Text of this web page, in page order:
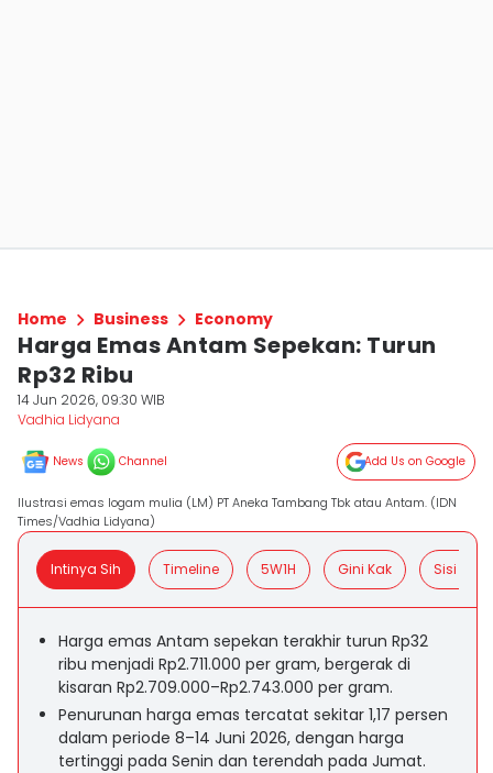
Home Business Economy
Harga Emas Antam Sepekan: Turun
Rp32 Ribu
14 Jun 2026, 09:30 WIB
Vadhia Lidyana
News Channel Add Us on Google
Ilustrasi emas logam mulia (LM) PT Aneka Tambang Tbk atau Antam. (IDN
Times/Vadhia Lidyana)
Intinya Sih Timeline 5W1H Gini Kak Sisi
Harga emas Antam sepekan terakhir turun Rp32
ribu menjadi Rp2.711.000 per gram, bergerak di
kisaran Rp2.709.000–Rp2.743.000 per gram.
Penurunan harga emas tercatat sekitar 1,17 persen
dalam periode 8–14 Juni 2026, dengan harga
tertinggi pada Senin dan terendah pada Jumat.